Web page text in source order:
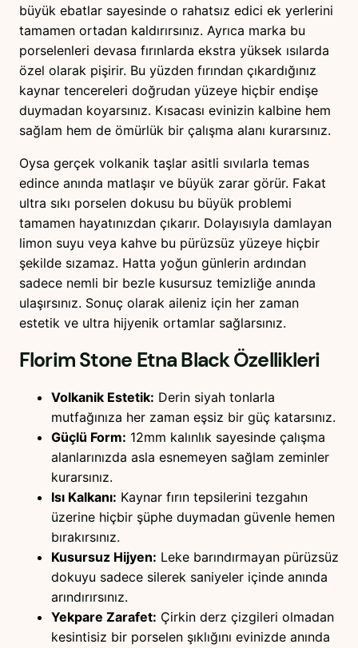
büyük ebatlar sayesinde o rahatsız edici ek yerlerini
tamamen ortadan kaldırırsınız. Ayrıca marka bu
porselenleri devasa fırınlarda ekstra yüksek ısılarda
özel olarak pişirir. Bu yüzden fırından çıkardığınız
kaynar tencereleri doğrudan yüzeye hiçbir endişe
duymadan koyarsınız. Kısacası evinizin kalbine hem
sağlam hem de ömürlük bir çalışma alanı kurarsınız.
Oysa gerçek volkanik taşlar asitli sıvılarla temas
edince anında matlaşır ve büyük zarar görür. Fakat
ultra sıkı porselen dokusu bu büyük problemi
tamamen hayatınızdan çıkarır. Dolayısıyla damlayan
limon suyu veya kahve bu pürüzsüz yüzeye hiçbir
şekilde sızamaz. Hatta yoğun günlerin ardından
sadece nemli bir bezle kusursuz temizliğe anında
ulaşırsınız. Sonuç olarak aileniz için her zaman
estetik ve ultra hijyenik ortamlar sağlarsınız.
Florim Stone Etna BlackÖzellikleri
Volkanik Estetik: Derin siyah tonlarla
mutfağınıza her zaman eşsiz bir güç katarsınız.
Güçlü Form: 12mm kalınlık sayesinde çalışma
alanlarınızda asla esnemeyen sağlam zeminler
kurarsınız.
Isı Kalkanı: Kaynar fırın tepsilerini tezgahın
üzerine hiçbir şüphe duymadan güvenle hemen
bırakırsınız.
Kusursuz Hijyen: Leke barındırmayan pürüzsüz
dokuyu sadece silerek saniyeler içinde anında
arındırırsınız.
Yekpare Zarafet: Çirkin derz çizgileri olmadan
kesintisiz bir porselen şıklığını evinizde anında